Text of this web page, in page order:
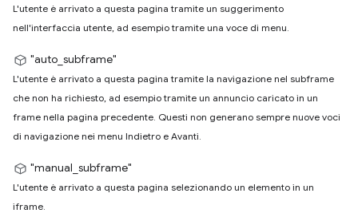
L'utente è arrivato a questa pagina tramite un suggerimento
nell'interfaccia utente, ad esempio tramite una voce di menu.
"auto_subframe"
L'utente è arrivato a questa pagina tramite la navigazione nel subframe
che non ha richiesto, ad esempio tramite un annuncio caricato in un
frame nella pagina precedente. Questi non generano sempre nuove voci
di navigazione nei menu Indietro e Avanti.
"manual_subframe"
L'utente è arrivato a questa pagina selezionando un elemento in un
iframe.